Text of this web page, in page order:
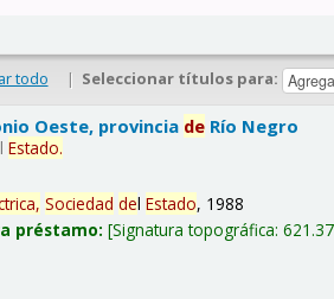
todo | Seleccionar títulos para:
Oeste, provincia de Río Negro
lEstado.
Sociedad delEstado, 1988
préstamo: Signatura topográfica: